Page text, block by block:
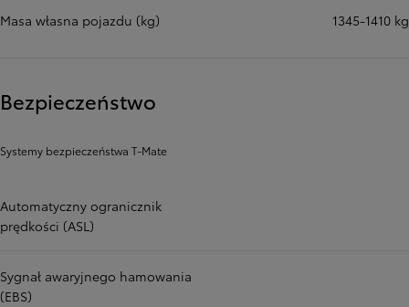
Masa własna pojazdu (kg) 1345-1410 kg
Bezpieczeństwo
Systemy bezpieczeństwa T-Mate
Automatyczny ogranicznik
prędkości (ASL)
Sygnał awaryjnego hamowania
(EBS)